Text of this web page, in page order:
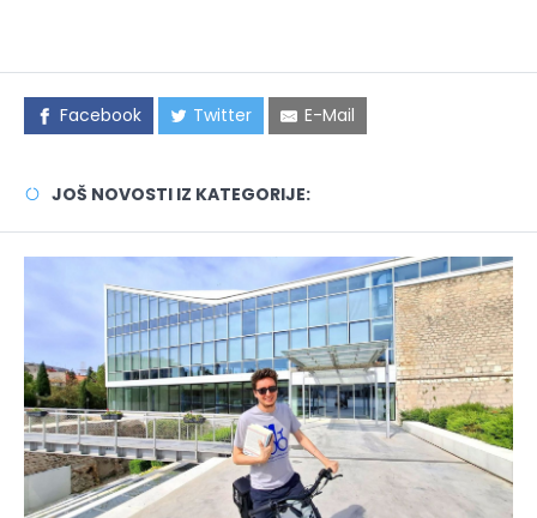
Facebook Twitter E-Mail
JOŠ NOVOSTI IZ KATEGORIJE: